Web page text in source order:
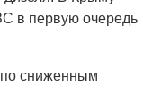
в первую очередь
по сниженным